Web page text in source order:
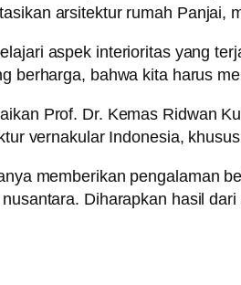
arsitektur rumah Panjai,
aspek interioritas yang
berharga, bahwa kita harus
Prof. Dr. Kemas Ridwan
vernakular Indonesia,
memberikan pengalaman
Diharapkan hasil